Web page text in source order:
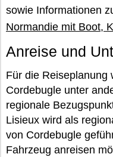
sowie Informationen
Normandie mit Boot,
Anreise und
Für die Reiseplanung
Cordebugle unter
regionale
Lisieux wird als
von Cordebugle
Fahrzeug anreisen